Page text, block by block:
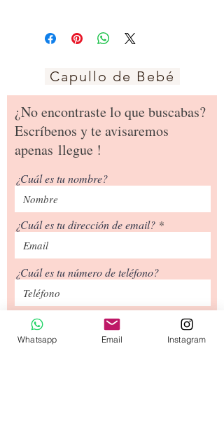
en tela algodón (tipo tuto)
Se puede utilizar en cunas tamaño
medidas desde 45x75 cm hasta
70x110 cm.
Sábana bajera con elastico en las 4
puntas
Sábana superior + Funda de
almohada 30x45 cm
Capullo de Bebé
¿No encontraste lo que buscabas?
Escríbenos y te avisaremos
apenas llegue !
¿Cuál es tu nombre?
¿Cuál es tu dirección de email?
¿Cuál es tu número de teléfono?
Whatsapp Email Instagram